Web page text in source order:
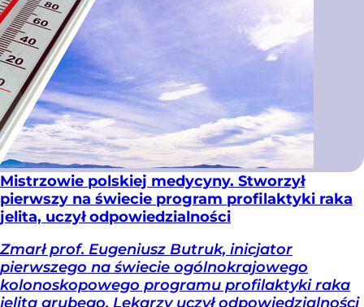
Mistrzowie polskiej medycyny. Stworzył
pierwszy na świecie program profilaktyki raka
jelita, uczył odpowiedzialności
Zmarł prof. Eugeniusz Butruk, inicjator
pierwszego na świecie ogólnokrajowego
kolonoskopowego programu profilaktyki raka
jelita grubego. Lekarzy uczył odpowiedzialności